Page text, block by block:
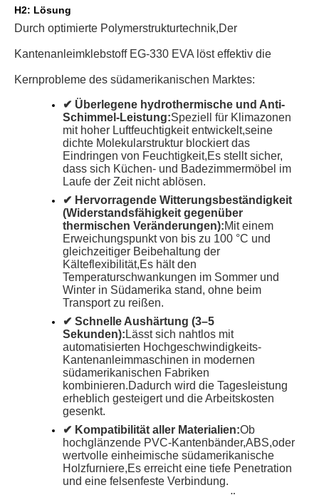
H2: Lösung
Durch optimierte Polymerstrukturtechnik,Der
Kantenanleimklebstoff EG-330 EVA löst effektiv die
Kernprobleme des südamerikanischen Marktes:
✔ Überlegene hydrothermische und Anti-
Schimmel-Leistung:Speziell für Klimazonen
mit hoher Luftfeuchtigkeit entwickelt,seine
dichte Molekularstruktur blockiert das
Eindringen von Feuchtigkeit,Es stellt sicher,
dass sich Küchen- und Badezimmermöbel im
Laufe der Zeit nicht ablösen.
✔ Hervorragende Witterungsbeständigkeit
(Widerstandsfähigkeit gegenüber
thermischen Veränderungen):Mit einem
Erweichungspunkt von bis zu 100 °C und
gleichzeitiger Beibehaltung der
Kälteflexibilität,Es hält den
Temperaturschwankungen im Sommer und
Winter in Südamerika stand, ohne beim
Transport zu reißen.
✔ Schnelle Aushärtung (3–5
Sekunden): Lässt sich nahtlos mit
automatisierten Hochgeschwindigkeits-
Kantenanleimmaschinen in modernen
südamerikanischen Fabriken
kombinieren.Dadurch wird die Tagesleistung
erheblich gesteigert und die Arbeitskosten
gesenkt.
✔ Kompatibilität aller Materialien:Ob
hochglänzende PVC-Kantenbänder,ABS,oder
wertvolle einheimische südamerikanische
Holzfurniere,Es erreicht eine tiefe Penetration
und eine felsenfeste Verbindung.